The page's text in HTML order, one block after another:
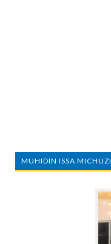
MUHIDIN ISSA MICHUZI